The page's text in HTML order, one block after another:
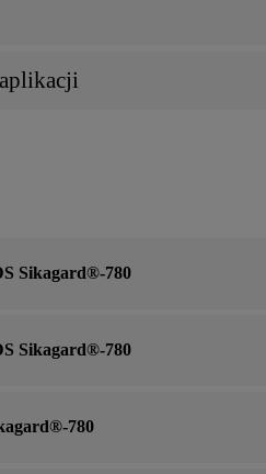
Sikagard®-780
Sikagard®-780
780